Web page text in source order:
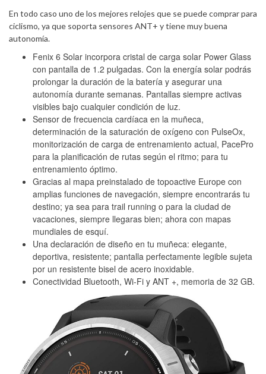
En todo caso uno de los mejores relojes que se puede comprar para
ciclismo, ya que soporta sensores ANT+ y tiene muy buena
autonomía.
Fenix 6 Solar incorpora cristal de carga solar Power Glass
con pantalla de 1.2 pulgadas. Con la energía solar podrás
prolongar la duración de la batería y asegurar una
autonomía durante semanas. Pantallas siempre activas
visibles bajo cualquier condición de luz.
Sensor de frecuencia cardíaca en la muñeca,
determinación de la saturación de oxígeno con PulseOx,
monitorización de carga de entrenamiento actual, PacePro
para la planificación de rutas según el ritmo; para tu
entrenamiento óptimo.
Gracias al mapa preinstalado de topoactive Europe con
amplias funciones de navegación, siempre encontrarás tu
destino; ya sea para trail running o para la ciudad de
vacaciones, siempre llegaras bien; ahora con mapas
mundiales de esquí.
Una declaración de diseño en tu muñeca: elegante,
deportiva, resistente; pantalla perfectamente legible sujeta
por un resistente bisel de acero inoxidable.
Conectividad Bluetooth, Wi-Fi y ANT +, memoria de 32 GB.